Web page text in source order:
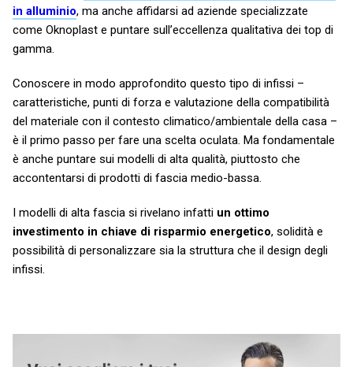
in alluminio, ma anche affidarsi ad aziende specializzate
come Oknoplast e puntare sull’eccellenza qualitativa dei top di
gamma.
Conoscere in modo approfondito questo tipo di infissi –
caratteristiche, punti di forza e valutazione della compatibilità
del materiale con il contesto climatico/ambientale della casa –
è il primo passo per fare una scelta oculata. Ma fondamentale
è anche puntare sui modelli di alta qualità, piuttosto che
accontentarsi di prodotti di fascia medio-bassa.
I modelli di alta fascia si rivelano infatti un ottimo
investimento in chiave di risparmio energetico, solidità e
possibilità di personalizzare sia la struttura che il design degli
infissi.